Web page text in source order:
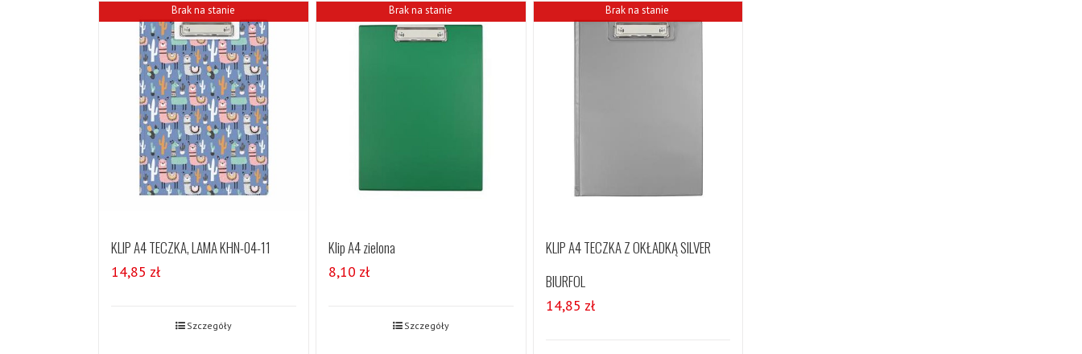
Brak na stanie
KLIP A4 TECZKA, LAMA KHN-04-11
14,85 zł
Szczegóły
Brak na stanie
Klip A4 zielona
8,10 zł
Szczegóły
Brak na stanie
KLIP A4 TECZKA Z OKŁADKĄ SILVER
BIURFOL
14,85 zł